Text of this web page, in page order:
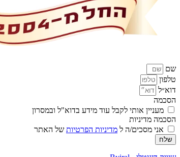
שם
טלפון
דוא״ל
הסכמה
מעניין אותי לקבל עוד מידע בדוא"ל ובמסרון
הסכמה מדיניות
אני מסכים/ה ל מדיניות הפרטיות של האתר
שלח